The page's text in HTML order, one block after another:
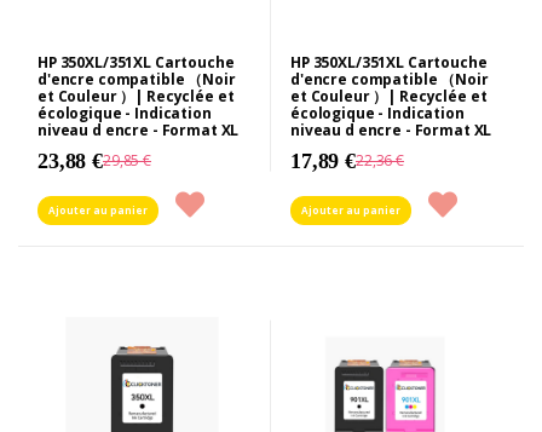
HP 350XL/351XL Cartouche
d'encre compatible （Noir
et Couleur ）| Recyclée et
écologique - Indication
niveau d encre - Format XL
23,88 €29,85 €
Ajouter au panier
HP 350XL/351XL Cartouche
d'encre compatible （Noir
et Couleur ）| Recyclée et
écologique - Indication
niveau d encre - Format XL
17,89 €22,36 €
Ajouter au panier